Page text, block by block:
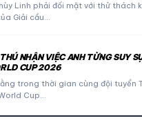
Linh phải đối mặt với thử thách
Giải cầu…
NHẬN VIỆC ANH TỪNG SUY
CUP 2026
trong thời gian cùng đội tuyển
Cup…